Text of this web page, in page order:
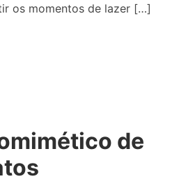
os momentos de lazer […]
de